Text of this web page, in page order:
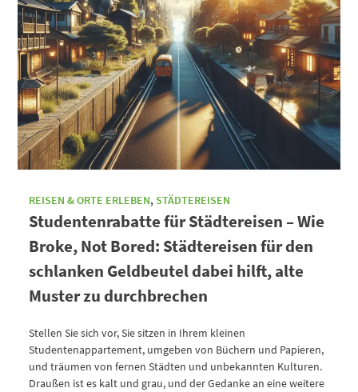
REISEN & ORTE ERLEBEN, STÄDTEREISEN
Studentenrabatte für Städtereisen – Wie
Broke, Not Bored: Städtereisen für den
schlanken Geldbeutel dabei hilft, alte
Muster zu durchbrechen
Stellen Sie sich vor, Sie sitzen in Ihrem kleinen
Studentenappartement, umgeben von Büchern und Papieren,
und träumen von fernen Städten und unbekannten Kulturen.
Draußen ist es kalt und grau, und der Gedanke an eine weitere